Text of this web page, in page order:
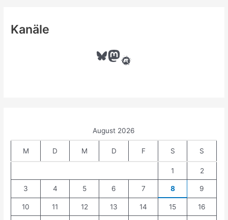
n
Kanäle
Bluesky Mastodon Meetup
August 2026
M D M D F S S
1 2
3 4 5 6 7 8 9
10 11 12 13 14 15 16